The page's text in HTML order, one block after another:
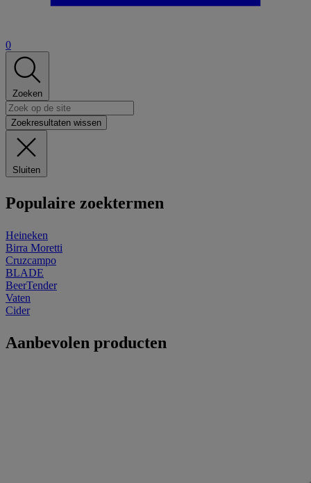
0
Zoeken
Zoekresultaten wissen
Sluiten
Populaire zoektermen
Heineken
Birra Moretti
Cruzcampo
BLADE
BeerTender
Vaten
Cider
Aanbevolen producten